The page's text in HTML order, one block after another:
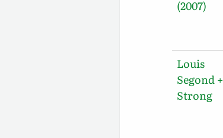
(2007)
Louis
Segond +
Strong